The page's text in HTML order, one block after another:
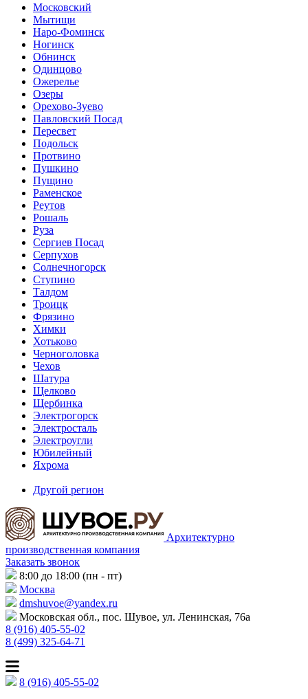
Московский
Мытищи
Наро-Фоминск
Ногинск
Обнинск
Одинцово
Ожерелье
Озеры
Орехово-Зуево
Павловский Посад
Пересвет
Подольск
Протвино
Пушкино
Пущино
Раменское
Реутов
Рошаль
Руза
Сергиев Посад
Серпухов
Солнечногорск
Ступино
Талдом
Троицк
Фрязино
Химки
Хотьково
Черноголовка
Чехов
Шатура
Щелково
Щербинка
Электрогорск
Электросталь
Электроугли
Юбилейный
Яхрома
Другой регион
Архитектурно
производственная компания
Заказать звонок
8:00 до 18:00 (пн - пт)
Москва
dmshuvoe@yandex.ru
Московская обл., пос. Шувое, ул. Ленинская, 76а
8 (916) 405-55-02
8 (499) 325-64-71
8 (916) 405-55-02